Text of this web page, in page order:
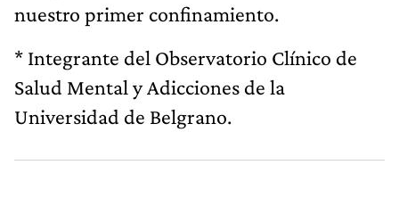
nuestro primer confinamiento.
* Integrante del Observatorio Clínico de
Salud Mental y Adicciones de la
Universidad de Belgrano.